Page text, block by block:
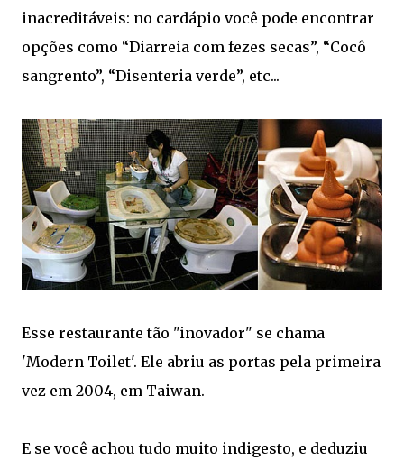
inacreditáveis: no cardápio você pode encontrar
opções como “Diarreia com fezes secas”, “Cocô
sangrento”, “Disenteria verde”, etc...
Esse restaurante tão "inovador" se chama
'Modern Toilet'. Ele abriu as portas pela primeira
vez em 2004, em Taiwan.
E se você achou tudo muito indigesto, e deduziu